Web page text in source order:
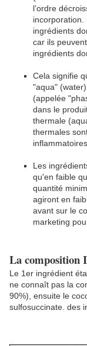
l’ordre
incorporation.
ingrédients
car ils
ingrédients
Cela signifie
"aqua"
(appelée
dans le
thermale
thermales
inflammatoires.
Les
qu'en faible
quantité
agiront en
avant sur le
marketing
La composition
Le 1er ingrédient
ne connaît pas la
90%), ensuite le
sulfosuccinate. des